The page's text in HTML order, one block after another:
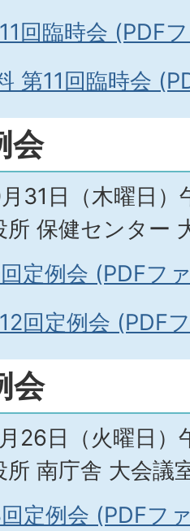
回臨時会 (PDF
第11回臨時会
会
31日（木曜日）
所 保健センター
定例会 (PDFフ
回定例会 (PDF
会
26日（火曜日）
所 南庁舎 大会議
定例会 (PDFフ